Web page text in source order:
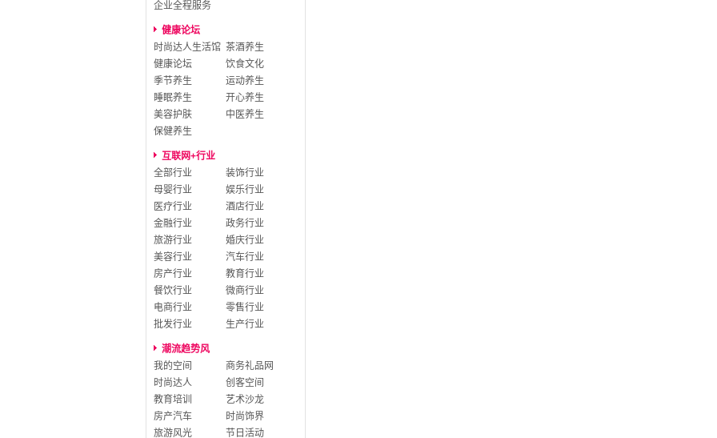
企业全程服务
健康论坛
时尚达人生活馆 茶酒养生
健康论坛
饮食文化
季节养生
运动养生
睡眠养生
开心养生
美容护肤
中医养生
保健养生
互联网+行业
全部行业
装饰行业
母婴行业
娱乐行业
医疗行业
酒店行业
金融行业
政务行业
旅游行业
婚庆行业
美容行业
汽车行业
房产行业
教育行业
餐饮行业
微商行业
电商行业
零售行业
批发行业
生产行业
潮流趋势风
我的空间
商务礼品网
时尚达人
创客空间
教育培训
艺术沙龙
房产汽车
时尚饰界
旅游风光
节日活动